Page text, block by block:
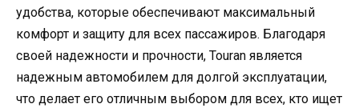
удобства, которые обеспечивают максимальный
комфорт и защиту для всех пассажиров. Благодаря
своей надежности и прочности, Touran является
надежным автомобилем для долгой эксплуатации,
что делает его отличным выбором для всех, кто ищет